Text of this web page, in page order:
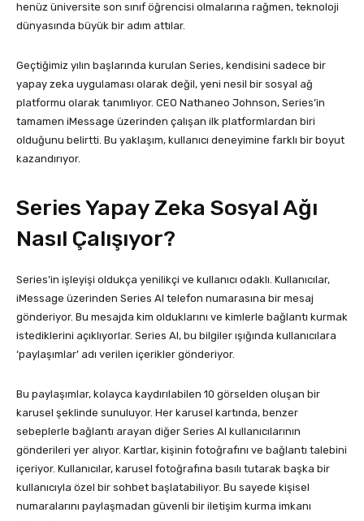
henüz üniversite son sınıf öğrencisi olmalarına rağmen, teknoloji
dünyasında büyük bir adım attılar.
Geçtiğimiz yılın başlarında kurulan Series, kendisini sadece bir
yapay zeka uygulaması olarak değil, yeni nesil bir sosyal ağ
platformu olarak tanımlıyor. CEO Nathaneo Johnson, Series’in
tamamen iMessage üzerinden çalışan ilk platformlardan biri
olduğunu belirtti. Bu yaklaşım, kullanıcı deneyimine farklı bir boyut
kazandırıyor.
Series Yapay Zeka Sosyal Ağı
Nasıl Çalışıyor?
Series’in işleyişi oldukça yenilikçi ve kullanıcı odaklı. Kullanıcılar,
iMessage üzerinden Series AI telefon numarasına bir mesaj
gönderiyor. Bu mesajda kim olduklarını ve kimlerle bağlantı kurmak
istediklerini açıklıyorlar. Series AI, bu bilgiler ışığında kullanıcılara
‘paylaşımlar’ adı verilen içerikler gönderiyor.
Bu paylaşımlar, kolayca kaydırılabilen 10 görselden oluşan bir
karusel şeklinde sunuluyor. Her karusel kartında, benzer
sebeplerle bağlantı arayan diğer Series AI kullanıcılarının
gönderileri yer alıyor. Kartlar, kişinin fotoğrafını ve bağlantı talebini
içeriyor. Kullanıcılar, karusel fotoğrafına basılı tutarak başka bir
kullanıcıyla özel bir sohbet başlatabiliyor. Bu sayede kişisel
numaralarını paylaşmadan güvenli bir iletişim kurma imkanı